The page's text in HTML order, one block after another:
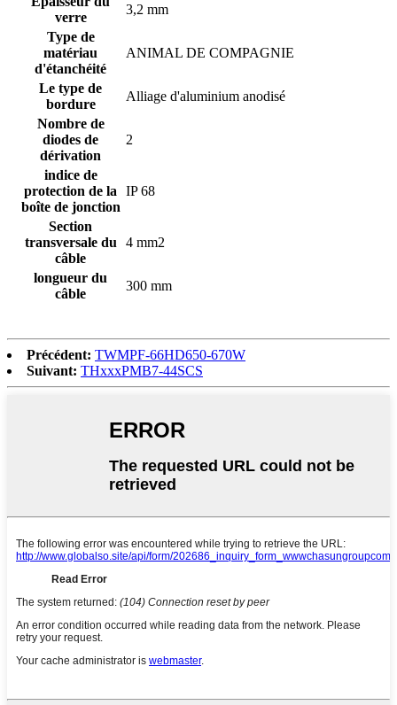
verre
3,2 mm
Type de
matériau
d'étanchéité
ANIMAL DE COMPAGNIE
Le type de
bordure
Alliage d'aluminium anodisé
Nombre de
diodes de
dérivation
2
indice de
protection de la
boîte de jonction
IP 68
Section
transversale du
câble
4 mm2
longueur du
câble
300 mm
Précédent: TWMPF-66HD650-670W
Suivant: THxxxPMB7-44SCS